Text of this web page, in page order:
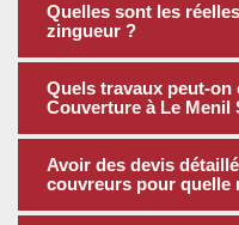
Quelles sont les
zingueur ?
Quels travaux peut-on
Couverture à Le Menil
Avoir des devis
couvreurs pour quelle